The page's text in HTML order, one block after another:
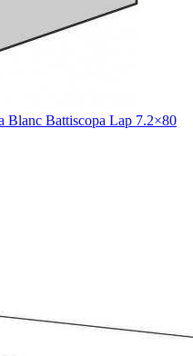
Blanc Battiscopa Lap 7.2×80